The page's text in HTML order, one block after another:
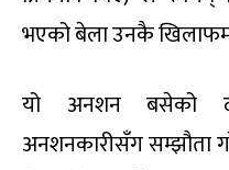
भएको बेला उनकै
यो अनशन बसेको
अनशनकारीसँग सम्झौता